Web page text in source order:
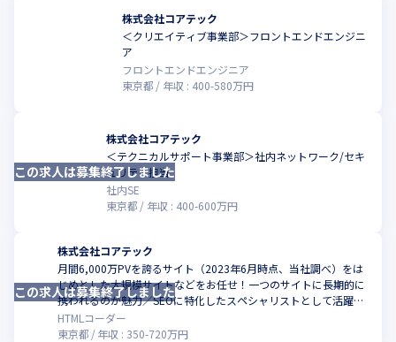
株式会社コアテック
＜クリエイティブ事業部＞フロントエンドエンジニ
ア
フロントエンドエンジニア
東京都
年収 : 400-580万円
株式会社コアテック
＜テクニカルサポート事業部＞社内ネットワーク/セキ
ュリティ担当
社内SE
東京都
年収 : 400-600万円
この求人は募集終了しました
株式会社コアテック
月間6,000万PVを誇るサイト（2023年6月時点、当社調べ）をは
じめとした大規模サイトなどをお任せ！一つのサイトに長期的に
携われるのが魅力／SEOに特化したスペシャリストとして活躍し
ませんか
HTMLコーダー
東京都
年収 : 350-720万円
この求人は募集終了しました